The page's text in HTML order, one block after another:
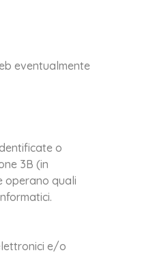
eventualmente
o
3B (in
operano quali
e/o